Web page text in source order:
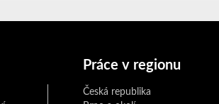
Práce v regionu
Česká republika